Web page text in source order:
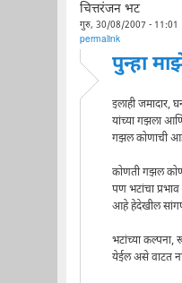
चित्तरंजन भट
गुरु, 30/08/2007 - 11:01
permalink
पुन्हा
इलाही जमादार,
यांच्या गझला
गझल कोणाची
कोणती गझल
पण भटांचा
आहे हेदेखील
भटांच्या कल्पना,
येईल असे वाटत